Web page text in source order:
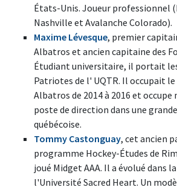
États-Unis. Joueur professionnel
Nashville et Avalanche Colorado).
Maxime Lévesque, premier
Albatros et ancien capitaine des
Étudiant universitaire, il portait
Patriotes de l' UQTR. Il occupait le
Albatros de 2014 à 2016 et
poste de direction dans une
québécoise.
Tommy Castonguay, cet ancien
programme Hockey-Études de
joué Midget AAA. Il a évolué dans la
l'Université Sacred Heart. Un